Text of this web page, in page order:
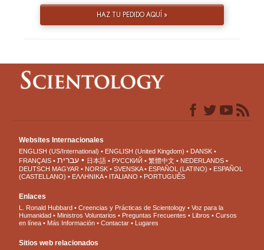
HAZ TU PEDIDO AQUÍ »
Websites Internacionales
ENGLISH (US/International) ENGLISH (United Kingdom)
DANSK
FRANÇAIS
עברית 日本語 РУССКИЙ 繁體中文
NEDERLANDS
DEUTSCH MAGYAR NORSK SVENSKA ESPAÑOL (LATINO)
ESPAÑOL
(CASTELLANO)
ΕΛΛΗΝΙΚA ITALIANO PORTUGUÊS
Enlaces
L. Ronald Hubbard Creencias y Prácticas de Scientology
Voz para la
Humanidad
Ministros Voluntarios Preguntas Frecuentes Libros
Cursos
en línea
Más Información Contactar Lugares
Sitios web relacionados